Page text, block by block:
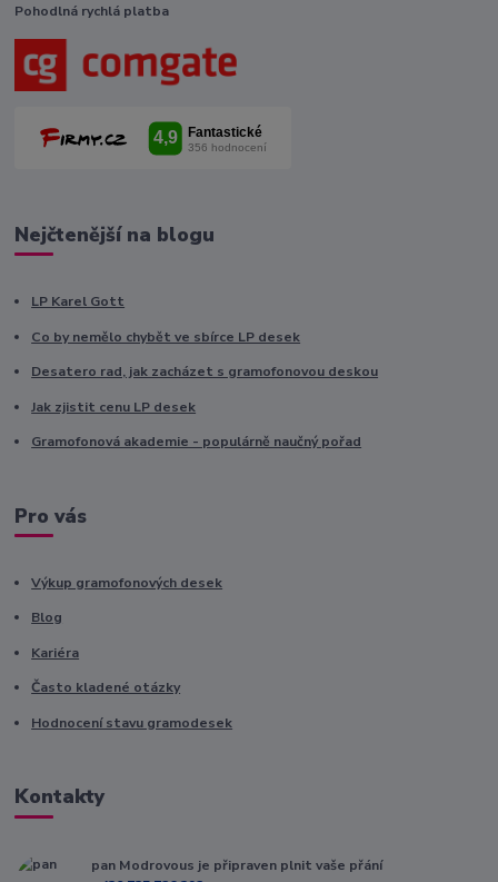
Pohodlná rychlá platba
Nejčtenější na blogu
LP Karel Gott
Co by nemělo chybět ve sbírce LP desek
Desatero rad, jak zacházet s gramofonovou deskou
Jak zjistit cenu LP desek
Gramofonová akademie - populárně naučný pořad
Pro vás
Výkup gramofonových desek
Blog
Kariéra
Často kladené otázky
Hodnocení stavu gramodesek
Kontakty
pan Modrovous je připraven plnit vaše přání